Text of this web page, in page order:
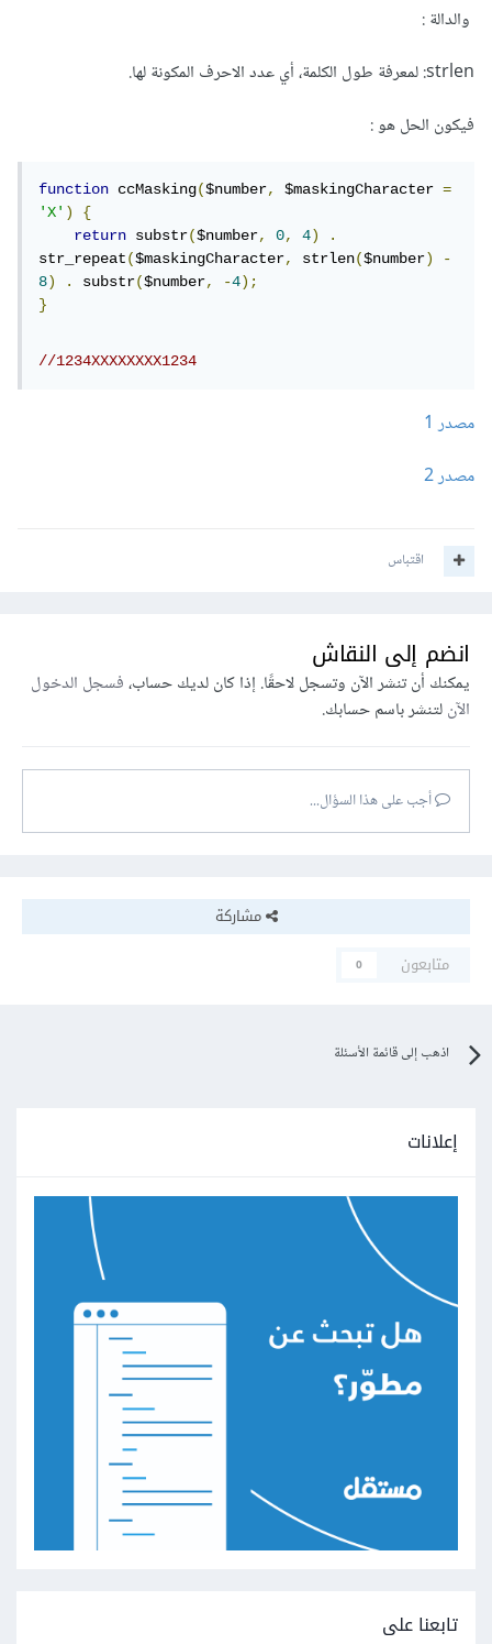
والدالة :
strlen: لمعرفة طول الكلمة، أي عدد الاحرف المكونة لها.
فيكون الحل هو :
function ccMasking($number, $maskingCharacter =
'X')
{
return substr($number, 0, 4)
.
str_repeat($maskingCharacter, strlen($number)
-
8) . substr($number, -4);
}
//1234XXXXXXXX1234
مصدر 1
مصدر 2
اقتباس
انضم إلى النقاش
يمكنك أن تنشر الآن وتسجل لاحقًا. إذا كان لديك حساب،فسجل الدخول
الآنلتنشر باسم حسابك.
أجب على هذا السؤال...
مشاركة
متابعون
0
اذهب إلى قائمة الأسئلة
إعلانات
تابعنا على